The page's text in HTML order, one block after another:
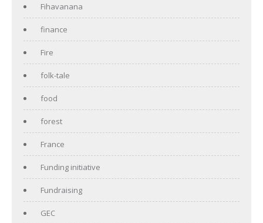
Fihavanana
finance
Fire
folk-tale
food
forest
France
Funding initiative
Fundraising
GEC